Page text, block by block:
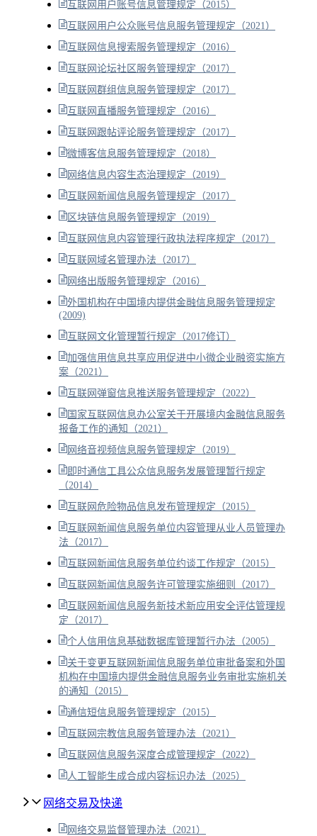
互联网用户账号信息管理规定（2015）
互联网用户公众账号信息服务管理规定（2021）
互联网信息搜索服务管理规定（2016）
互联网论坛社区服务管理规定（2017）
互联网群组信息服务管理规定（2017）
互联网直播服务管理规定（2016）
互联网跟帖评论服务管理规定（2017）
微博客信息服务管理规定（2018）
网络信息内容生态治理规定（2019）
互联网新闻信息服务管理规定（2017）
区块链信息服务管理规定（2019）
互联网信息内容管理行政执法程序规定（2017）
互联网域名管理办法（2017）
网络出版服务管理规定（2016）
外国机构在中国境内提供金融信息服务管理规定
(2009)
互联网文化管理暂行规定（2017修订）
加强信用信息共享应用促进中小微企业融资实施方
案（2021）
互联网弹窗信息推送服务管理规定（2022）
国家互联网信息办公室关于开展境内金融信息服务
报备工作的通知（2021）
网络音视频信息服务管理规定（2019）
即时通信工具公众信息服务发展管理暂行规定
（2014）
互联网危险物品信息发布管理规定（2015）
互联网新闻信息服务单位内容管理从业人员管理办
法（2017）
互联网新闻信息服务单位约谈工作规定（2015）
互联网新闻信息服务许可管理实施细则（2017）
互联网新闻信息服务新技术新应用安全评估管理规
定（2017）
个人信用信息基础数据库管理暂行办法（2005）
关于变更互联网新闻信息服务单位审批备案和外国
机构在中国境内提供金融信息服务业务审批实施机关
的通知（2015）
通信短信息服务管理规定（2015）
互联网宗教信息服务管理办法（2021）
互联网信息服务深度合成管理规定（2022）
人工智能生成合成内容标识办法（2025）
网络交易及快递
网络交易监督管理办法（2021）